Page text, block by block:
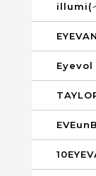
illumi(
Eyevol